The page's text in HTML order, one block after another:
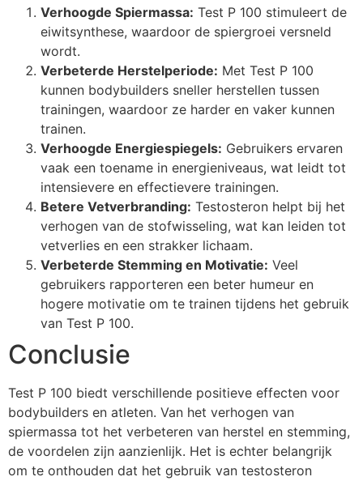
Verhoogde Spiermassa: Test P 100 stimuleert de
eiwitsynthese, waardoor de spiergroei versneld
wordt.
Verbeterde Herstelperiode: Met Test P 100
kunnen bodybuilders sneller herstellen tussen
trainingen, waardoor ze harder en vaker kunnen
trainen.
Verhoogde Energiespiegels: Gebruikers ervaren
vaak een toename in energieniveaus, wat leidt tot
intensievere en effectievere trainingen.
Betere Vetverbranding: Testosteron helpt bij het
verhogen van de stofwisseling, wat kan leiden tot
vetverlies en een strakker lichaam.
Verbeterde Stemming en Motivatie: Veel
gebruikers rapporteren een beter humeur en
hogere motivatie om te trainen tijdens het gebruik
van Test P 100.
Conclusie
Test P 100 biedt verschillende positieve effecten voor
bodybuilders en atleten. Van het verhogen van
spiermassa tot het verbeteren van herstel en stemming,
de voordelen zijn aanzienlijk. Het is echter belangrijk
om te onthouden dat het gebruik van testosteron